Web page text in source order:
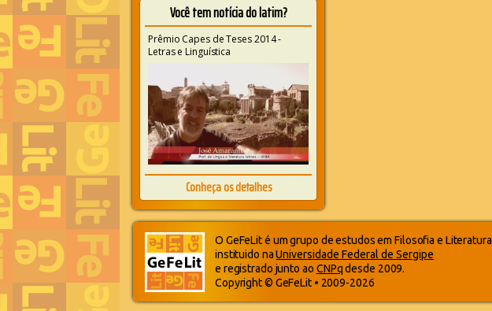
Você tem notícia do latim?
Prêmio Capes de Teses 2014 -
Letras e Linguística
Conheça os detalhes
O GeFeLit é um grupo de estudos em Filosofia e Literatura
instituido naUniversidade Federal de Sergipe
e registrado junto ao CNPqdesde 2009.
Copyright © GeFeLit • 2009-2026